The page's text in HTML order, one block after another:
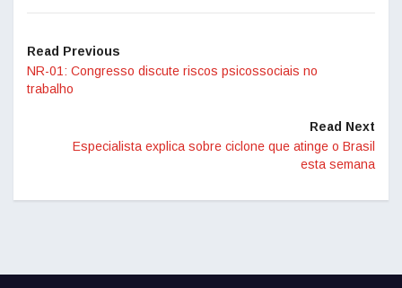
Read Previous
NR-01: Congresso discute riscos psicossociais no
trabalho
Read Next
Especialista explica sobre ciclone que atinge o Brasil
esta semana